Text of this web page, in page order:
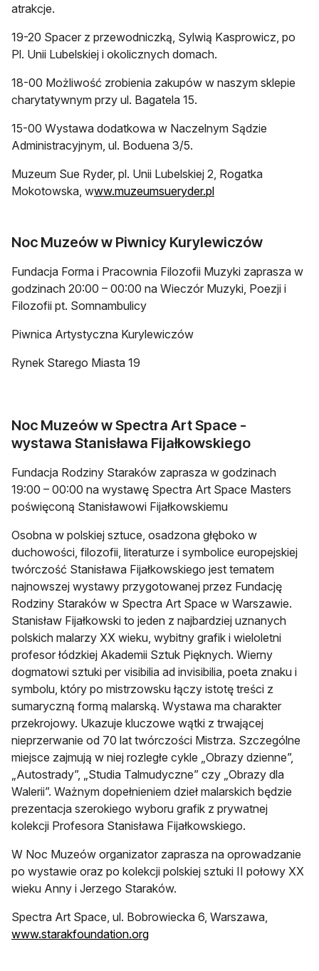
atrakcje.
19-20 Spacer z przewodniczką, Sylwią Kasprowicz, po
Pl. Unii Lubelskiej i okolicznych domach.
18-00 Możliwość zrobienia zakupów w naszym sklepie
charytatywnym przy ul. Bagatela 15.
15-00 Wystawa dodatkowa w Naczelnym Sądzie
Administracyjnym, ul. Boduena 3/5.
Muzeum Sue Ryder, pl. Unii Lubelskiej 2, Rogatka
Mokotowska, www.muzeumsueryder.pl
Noc Muzeów w Piwnicy Kurylewiczów
Fundacja Forma i Pracownia Filozofii Muzyki zaprasza w
godzinach 20:00 – 00:00 na Wieczór Muzyki, Poezji i
Filozofii pt. Somnambulicy
Piwnica Artystyczna Kurylewiczów
Rynek Starego Miasta 19
Noc Muzeów w Spectra Art Space -
wystawa Stanisława Fijałkowskiego
Fundacja Rodziny Staraków zaprasza w godzinach
19:00 – 00:00 na wystawę Spectra Art Space Masters
poświęconą Stanisławowi Fijałkowskiemu
Osobna w polskiej sztuce, osadzona głęboko w
duchowości, filozofii, literaturze i symbolice europejskiej
twórczość Stanisława Fijałkowskiego jest tematem
najnowszej wystawy przygotowanej przez Fundację
Rodziny Staraków w Spectra Art Space w Warszawie.
Stanisław Fijałkowski to jeden z najbardziej uznanych
polskich malarzy XX wieku, wybitny grafik i wieloletni
profesor łódzkiej Akademii Sztuk Pięknych. Wierny
dogmatowi sztuki per visibilia ad invisibilia, poeta znaku i
symbolu, który po mistrzowsku łączy istotę treści z
sumaryczną formą malarską. Wystawa ma charakter
przekrojowy. Ukazuje kluczowe wątki z trwającej
nieprzerwanie od 70 lat twórczości Mistrza. Szczególne
miejsce zajmują w niej rozległe cykle „Obrazy dzienne”,
„Autostrady”, „Studia Talmudyczne” czy „Obrazy dla
Walerii”. Ważnym dopełnieniem dzieł malarskich będzie
prezentacja szerokiego wyboru grafik z prywatnej
kolekcji Profesora Stanisława Fijałkowskiego.
W Noc Muzeów organizator zaprasza na oprowadzanie
po wystawie oraz po kolekcji polskiej sztuki II połowy XX
wieku Anny i Jerzego Staraków.
Spectra Art Space, ul. Bobrowiecka 6, Warszawa,
www.starakfoundation.org